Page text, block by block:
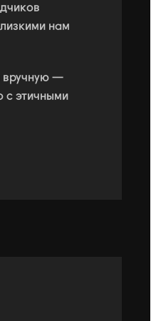
нам
вручную —
с этичными